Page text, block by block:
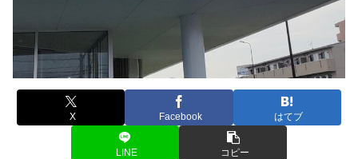
X Facebook はてブ
LINE コピー